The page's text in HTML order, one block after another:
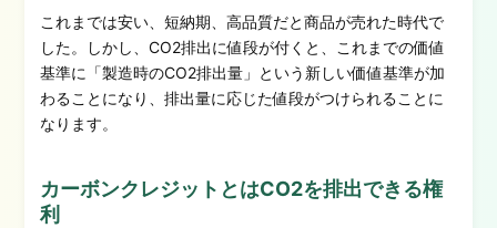
これまでは安い、短納期、高品質だと商品が売れた時代で
した。しかし、CO2排出に値段が付くと、これまでの価値
基準に「製造時のCO2排出量」という新しい価値基準が加
わることになり、排出量に応じた値段がつけられることに
なります。
カーボンクレジットとはCO2を排出できる権
利